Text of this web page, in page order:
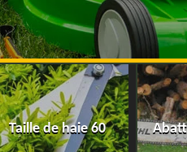
Taille de haie 60